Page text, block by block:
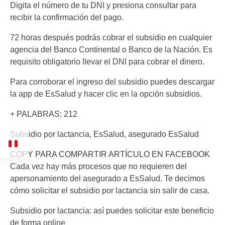
Digita el número de tu DNI y presiona consultar para
recibir la confirmación del pago.
72 horas después podrás cobrar el subsidio en cualquier
agencia del Banco Continental o Banco de la Nación. Es
requisito obligatorio llevar el DNI para cobrar el dinero.
Para corroborar el ingreso del subsidio puedes descargar
la app de EsSalud y hacer clic en la opción subsidios.
+ PALABRAS: 212
Subsidio por lactancia, EsSalud, asegurado EsSalud
COPY PARA COMPARTIR ARTÍCULO EN FACEBOOK
Cada vez hay más procesos que no requieren del
apersonamiento del asegurado a EsSalud. Te decimos
cómo solicitar el subsidio por lactancia sin salir de casa.
Subsidio por lactancia: así puedes solicitar este beneficio
de forma online